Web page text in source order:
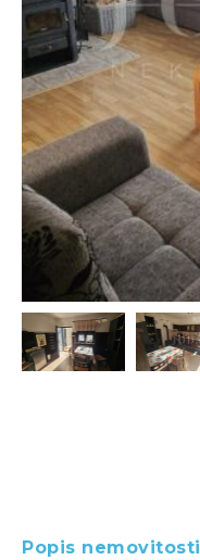
Popis nemovitosti